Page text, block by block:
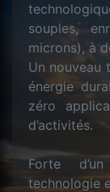
souples,
microns), à
Un nouveau
énergie
zéro
d’activités.
Forte
technologie